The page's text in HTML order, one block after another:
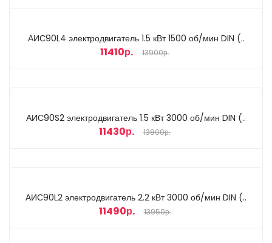
АИС90L4 электродвигатель 1.5 кВт 1500 об/мин DIN (..
11410р. 13900р.
АИС90S2 электродвигатель 1.5 кВт 3000 об/мин DIN (..
11430р. 13800р.
АИС90L2 электродвигатель 2.2 кВт 3000 об/мин DIN (..
11490р. 13950р.